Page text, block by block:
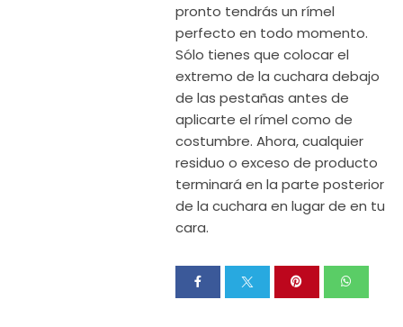
pronto tendrás un rímel
perfecto en todo momento.
Sólo tienes que colocar el
extremo de la cuchara debajo
de las pestañas antes de
aplicarte el rímel como de
costumbre. Ahora, cualquier
residuo o exceso de producto
terminará en la parte posterior
de la cuchara en lugar de en tu
cara.